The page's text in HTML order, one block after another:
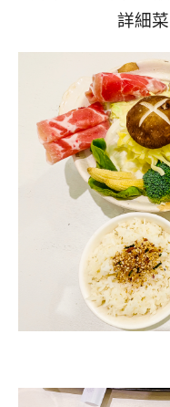
詳細